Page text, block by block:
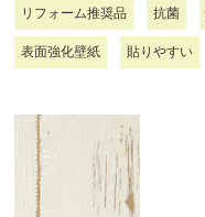
リフォーム推奨品 抗菌
表面強化壁紙 貼りやすい